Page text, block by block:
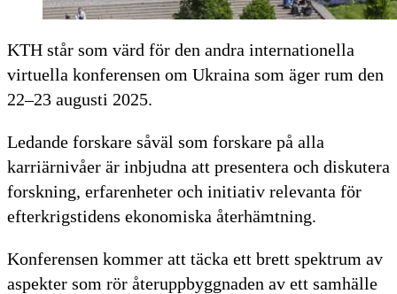
KTH står som värd för den andra internationella
virtuella konferensen om Ukraina som äger rum den
22–23 augusti 2025.
Ledande forskare såväl som forskare på alla
karriärnivåer är inbjudna att presentera och diskutera
forskning, erfarenheter och initiativ relevanta för
efterkrigstidens ekonomiska återhämtning.
Konferensen kommer att täcka ett brett spektrum av
aspekter som rör återuppbyggnaden av ett samhälle